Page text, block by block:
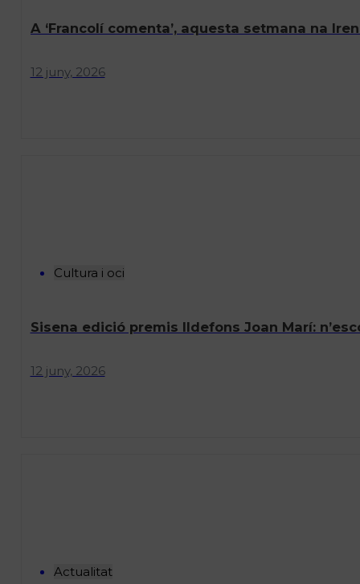
A ‘Francolí comenta’, aquesta setmana na
12 juny, 2026
Cultura i oci
Sisena edició premis Ildefons Joan Marí:
12 juny, 2026
Actualitat